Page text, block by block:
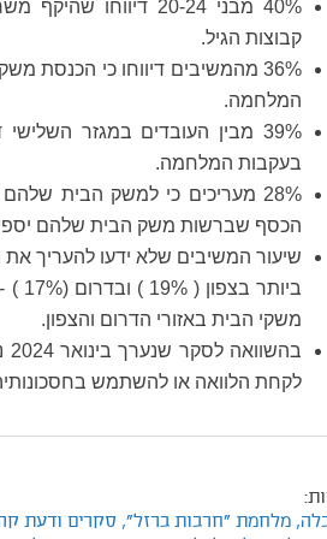
40% מבני 20-24
קבוצות הגיל.
36% מהמשיבים דיווחו כי
המלחמה.
39% מבין העובדים במגזר
בעקבות המלחמה.
הכסף שברשות משק הבית שלהם
שיעור המשיבים שלא ידעו להעריך
משקי הבית באזורי הדרום והצפון.
לקחת הלוואה או להשתמש
מלחמת "חרבות ברזל", סקרים ודעת